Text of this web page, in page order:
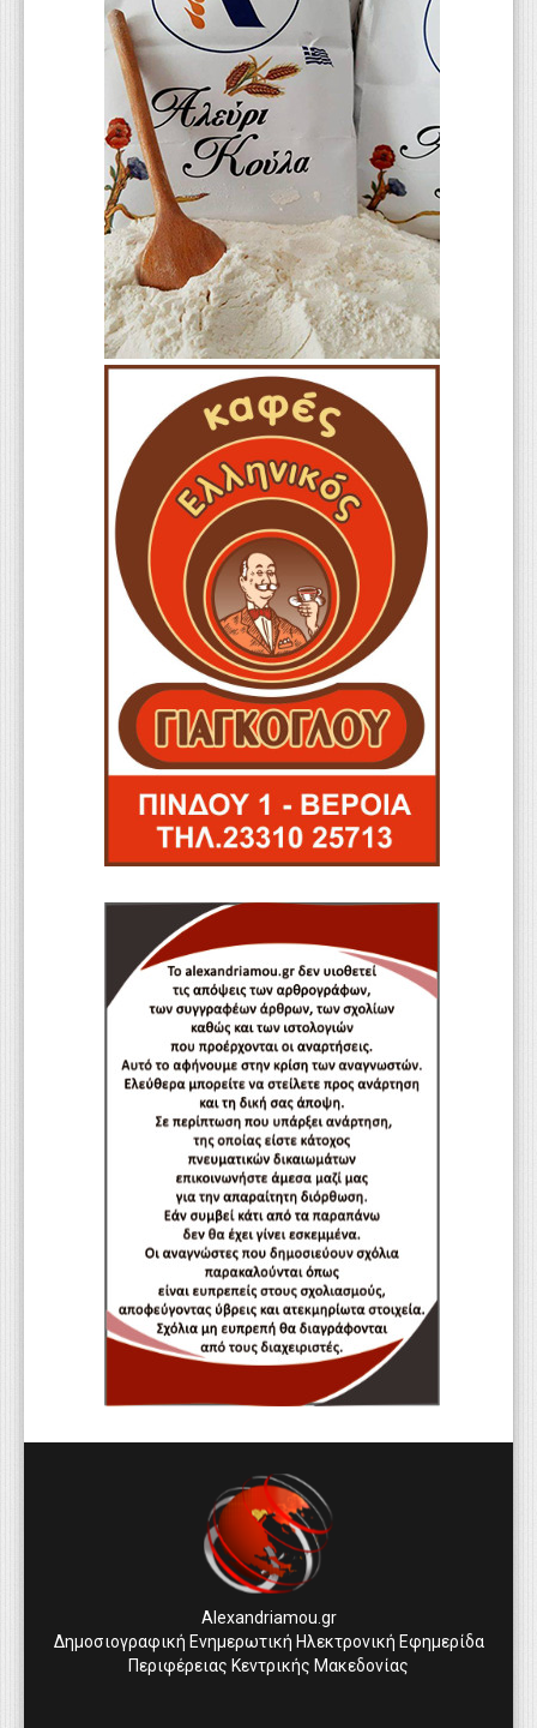
Alexandriamou.gr
Δημοσιογραφική Ενημερωτική Ηλεκτρονική Εφημερίδα
Περιφέρειας Κεντρικής Μακεδονίας